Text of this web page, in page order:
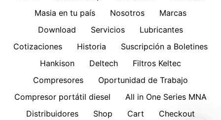
Masia en tu país
Nosotros
Marcas
Download
Servicios
Lubricantes
Cotizaciones
Historia
Suscripción a Boletines
Hankison
Deltech
Filtros Keltec
Compresores
Oportunidad de Trabajo
Compresor portátil diesel
All in One Series MNA
Distribuidores
Shop Cart Checkout